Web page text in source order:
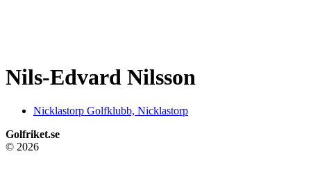
Nils-Edvard Nilsson
Nicklastorp Golfklubb, Nicklastorp
Golfriket.se
© 2026